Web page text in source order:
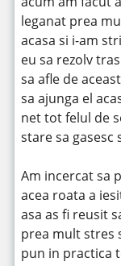
leganat prea
acasa si i-am
eu sa rezolv
sa afle de
sa ajunga el
net tot felul de
stare sa gasesc
Am incercat sa
acea roata a
asa as fi reusit
prea mult stres
pun in practica